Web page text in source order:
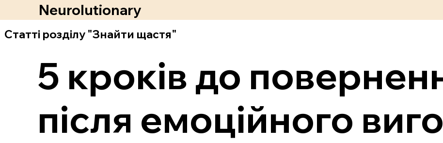
Neurolutionary
Статті розділу "Знайти щастя"
5 кроків до
після емоційного